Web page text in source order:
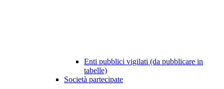
Enti pubblici vigilati (da pubblicare in
tabelle)
Società partecipate